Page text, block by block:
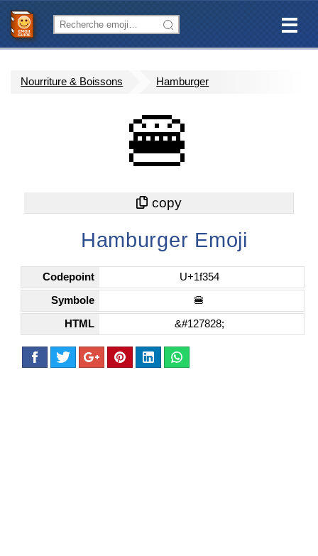
Nourriture & Boissons Hamburger
🍔
Hamburger Emoji
Codepoint U+1f354
Symbole 🍔
HTML &#127828;